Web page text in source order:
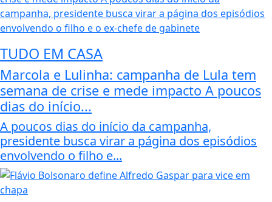
TUDO EM CASA
Marcola e Lulinha: campanha de Lula tem
semana de crise e mede impacto A poucos
dias do início...
A poucos dias do início da campanha,
presidente busca virar a página dos episódios
envolvendo o filho e...